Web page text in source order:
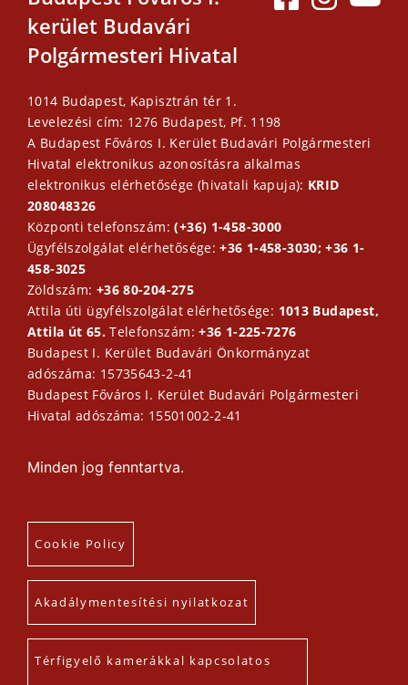
kerület Budavári
Polgármesteri Hivatal
1014 Budapest, Kapisztrán tér 1.
Levelezési cím: 1276 Budapest, Pf. 1198
A Budapest Főváros I. Kerület Budavári Polgármesteri
Hivatal elektronikus azonosításra alkalmas
elektronikus elérhetősége (hivatali kapuja): KRID
208048326
Központi telefonszám:(+36) 1-458-3000
Ügyfélszolgálat elérhetősége:+36 1-458-3030; +36 1-
458-3025
Zöldszám: +36 80-204-275
Attila úti ügyfélszolgálat elérhetősége: 1013 Budapest,
Attila út 65.Telefonszám:+36 1-225-7276
Budapest I. Kerület Budavári Önkormányzat
adószáma: 15735643-2-41
Budapest Főváros I. Kerület Budavári Polgármesteri
Hivatal adószáma: 15501002-2-41
Minden jog fenntartva.
Cookie Policy
Akadálymentesítési nyilatkozat
Térfigyelő kamerákkal kapcsolatos